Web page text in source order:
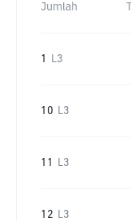
Jumlah
1 L3
10 L3
11 L3
12 L3